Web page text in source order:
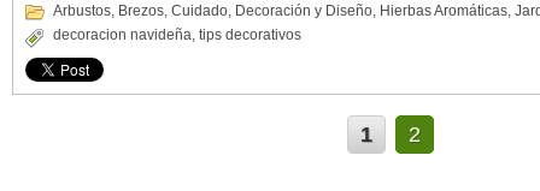
Arbustos, Brezos, Cuidado, Decoración y Diseño, Hierbas Aromáticas,
decoracion navideña, tips decorativos
1 2